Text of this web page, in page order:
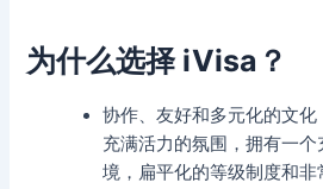
为什么选择 iVisa？
协作、友好和多元化的文
充满活力的氛围，拥有一
境，扁平化的等级制度和非